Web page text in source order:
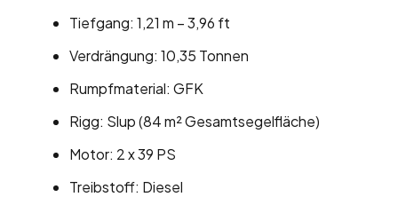
Tiefgang: 1,21 m – 3,96 ft
Verdrängung: 10,35 Tonnen
Rumpfmaterial: GFK
Rigg: Slup (84 m² Gesamtsegelfläche)
Motor: 2 x 39 PS
Treibstoff: Diesel